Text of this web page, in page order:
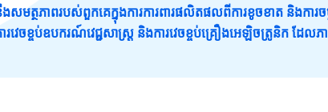
មត្ថភាពរបស់ពួកគេក្នុងការការពារផលិតផលពីការខូចខាត និងការចម្
វេចខ្ចប់ឧបករណ៍វេជ្ជសាស្ត្រ និងការវេចខ្ចប់គ្រឿងអេឡិចត្រូនិក ដែល